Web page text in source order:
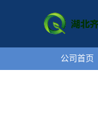
公司首页